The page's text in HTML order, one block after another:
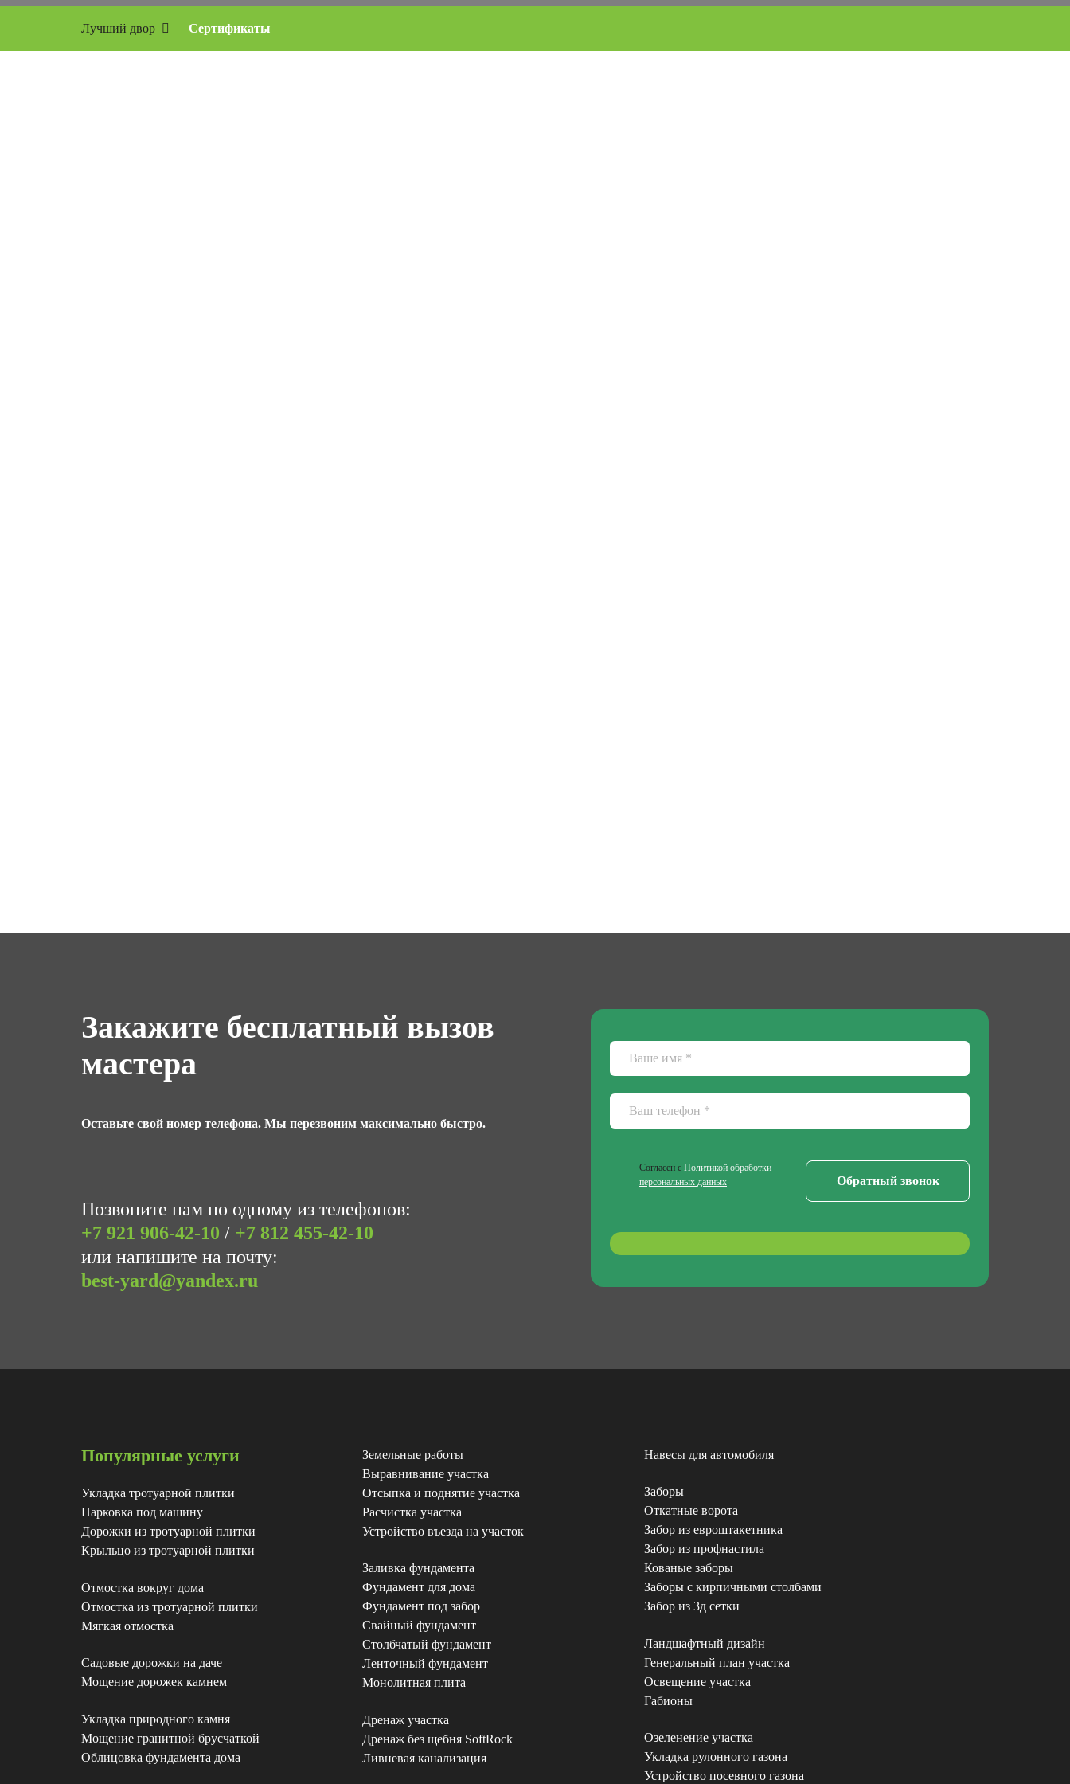
Лучший двор Сертификаты
Закажите бесплатный вызов
мастера
Оставьте свой номер телефона. Мы перезвоним максимально быстро.
Позвоните нам по одному из телефонов:
+7 921 906-42-10 / +7 812 455-42-10
или напишите на почту:
best-yard@yandex.ru
Согласен с Политикой обработки
персональных данных.
Популярные услуги
Укладка тротуарной плитки
Парковка под машину
Дорожки из тротуарной плитки
Крыльцо из тротуарной плитки
Отмостка вокруг дома
Отмостка из тротуарной плитки
Мягкая отмостка
Садовые дорожки на даче
Мощение дорожек камнем
Укладка природного камня
Мощение гранитной брусчаткой
Облицовка фундамента дома
Земельные работы
Выравнивание участка
Отсыпка и поднятие участка
Расчистка участка
Устройство въезда на участок
Заливка фундамента
Фундамент для дома
Фундамент под забор
Свайный фундамент
Столбчатый фундамент
Ленточный фундамент
Монолитная плита
Дренаж участка
Дренаж без щебня SoftRock
Ливневая канализация
Навесы для автомобиля
Заборы
Откатные ворота
Забор из евроштакетника
Забор из профнастила
Кованые заборы
Заборы с кирпичными столбами
Забор из 3д сетки
Ландшафтный дизайн
Генеральный план участка
Освещение участка
Габионы
Озеленение участка
Укладка рулонного газона
Устройство посевного газона